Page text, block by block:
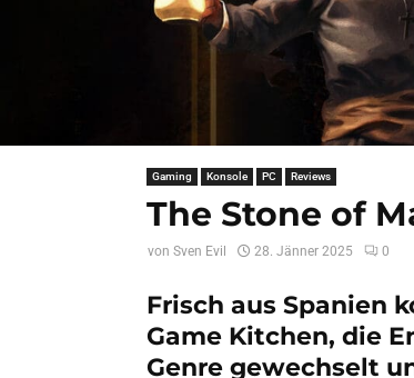
Gaming Konsole PC Reviews
The Stone of
von Sven Evil 28. Jänner 2025 0
Frisch aus Spanien
Game Kitchen, die
Genre gewechselt